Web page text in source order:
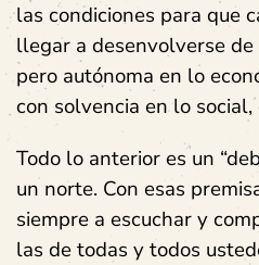
las condiciones para que
llegar a desenvolverse
pero autónoma en lo
con solvencia en lo
Todo lo anterior es un
un norte. Con esas
siempre a escuchar y
las de todas y todos